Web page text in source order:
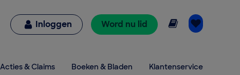
Inloggen Word nu lid Online lezen
Acties & Claims Boeken & Bladen Klantenservice